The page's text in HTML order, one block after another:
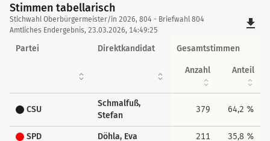
Stimmen tabellarisch
Stimmen
tabellarisch
Stichwahl Oberbürgermeister/in 2026, 804 - Briefwahl 804
Amtliches Endergebnis, 23.03.2026, 14:49:25
file_download
Partei Direktkandidat Gesamtstimmen
Anzahl Anteil
CSU
Schmalfuß,
Stefan
379 64,2 %
SPD Döhla, Eva 211 35,8 %